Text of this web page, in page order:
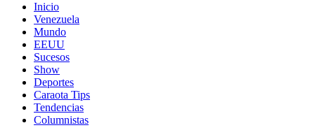
Inicio
Venezuela
Mundo
EEUU
Sucesos
Show
Deportes
Caraota Tips
Tendencias
Columnistas